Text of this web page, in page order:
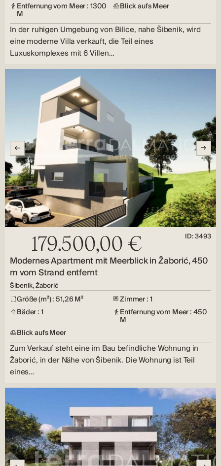
Entfernung vom Meer : 1300
M
Blick aufs Meer
In der ruhigen Umgebung von Bilice, nahe Šibenik, wird
eine moderne Villa verkauft, die Teil eines
Luxuskomplexes mit 6 Villen…
179.500,00 € ID: 3493
Modernes Apartment mit Meerblick in Žaborić, 450
m vom Strand entfernt
Šibenik, Žaborić
Größe (m²) : 51,26 M²
Zimmer : 1
Bäder : 1
Entfernung vom Meer : 450
M
Blick aufs Meer
Zum Verkauf steht eine im Bau befindliche Wohnung in
Žaborić, in der Nähe von Šibenik. Die Wohnung ist Teil
eines…